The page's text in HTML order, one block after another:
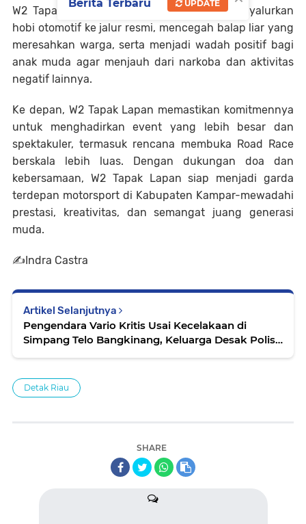
W2 Tapak Lapan membawa misi sosial: menyalurkan
hobi otomotif ke jalur resmi, mencegah balap liar yang
meresahkan warga, serta menjadi wadah positif bagi
anak muda agar menjauh dari narkoba dan aktivitas
negatif lainnya.
Ke depan, W2 Tapak Lapan memastikan komitmennya
untuk menghadirkan event yang lebih besar dan
spektakuler, termasuk rencana membuka Road Race
berskala lebih luas. Dengan dukungan doa dan
kebersamaan, W2 Tapak Lapan siap menjadi garda
terdepan motorsport di Kabupaten Kampar-mewadahi
prestasi, kreativitas, dan semangat juang generasi
muda.
✍️Indra Castra
Artikel Selanjutnya
Pengendara Vario Kritis Usai Kecelakaan di
Simpang Telo Bangkinang, Keluarga Desak Polisi
Detak Riau
SHARE
Berita Terbaru UPDATE